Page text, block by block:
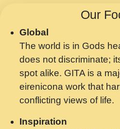
Chahe Ram Ho Chahe
मझ अपन जवन बनन न आय,
Shri ravinandan shastri ji
मन अशांत मंत्र जाप - गीता
Gyananand Ji
मन बध लय परम वल कगन
Saawariya.mp3
Our
Global
The world is in Gods
does not discriminate;
spot alike. GITA is a
eirenicona work that
conflicting views of life.
Inspiration